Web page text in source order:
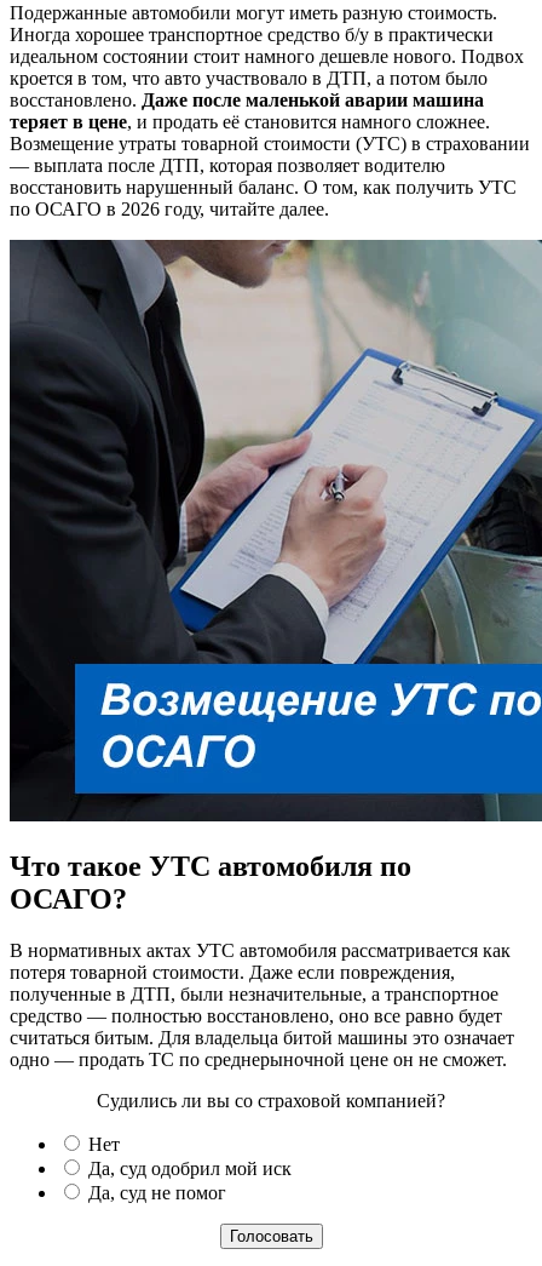
Подержанные автомобили могут иметь разную стоимость.
Иногда хорошее транспортное средство б/у в практически
идеальном состоянии стоит намного дешевле нового. Подвох
кроется в том, что авто участвовало в ДТП, а потом было
восстановлено. Даже после маленькой аварии машина
теряет в цене, и продать её становится намного сложнее.
Возмещение утраты товарной стоимости (УТС) в страховании
— выплата после ДТП, которая позволяет водителю
восстановить нарушенный баланс. О том, как получить УТС
по ОСАГО в 2026 году, читайте далее.
Что такое УТС автомобиля по
ОСАГО?
В нормативных актах УТС автомобиля рассматривается как
потеря товарной стоимости. Даже если повреждения,
полученные в ДТП, были незначительные, а транспортное
средство — полностью восстановлено, оно все равно будет
считаться битым. Для владельца битой машины это означает
одно — продать ТС по среднерыночной цене он не сможет.
Судились ли вы со страховой компанией?
Нет
Да, суд одобрил мой иск
Да, суд не помог